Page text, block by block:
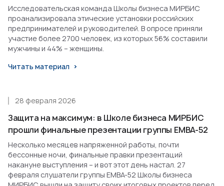
Исследовательская команда Школы бизнеса МИРБИС
проанализировала этические установки российских
предпринимателей и руководителей. В опросе приняли
участие более 2700 человек, из которых 56% составили
мужчины и 44% – женщины.
Читать материал
Защита на максимум: в Школе бизнеса МИРБИС
прошли финальные презентации группы EMBA-52
28 февраля 2026
Несколько месяцев напряженной работы, почти
бессонные ночи, финальные правки презентаций
накануне выступления – и вот этот день настал. 27
февраля слушатели группы EMBA-52 Школы бизнеса